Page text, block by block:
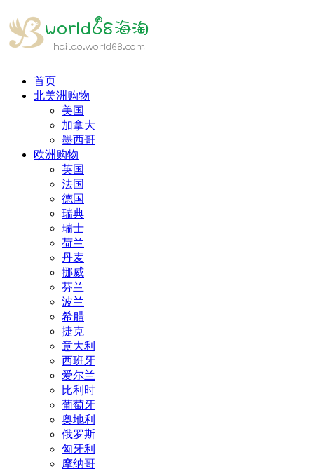
首页
北美洲购物
美国
加拿大
墨西哥
欧洲购物
英国
法国
德国
瑞典
瑞士
荷兰
丹麦
挪威
芬兰
波兰
希腊
捷克
意大利
西班牙
爱尔兰
比利时
葡萄牙
奥地利
俄罗斯
匈牙利
摩纳哥